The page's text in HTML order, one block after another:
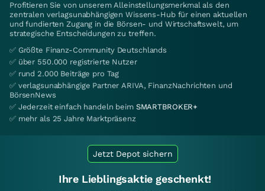
Profitieren Sie von unserem Alleinstellungsmerkmal als den
zentralen verlagsunabhängigen Wissens-Hub für einen aktuellen
und fundierten Zugang in die Börsen- und Wirtschaftswelt, um
strategische Entscheidungen zu treffen.
✅ Größte Finanz-Community Deutschlands
✅ über 550.000 registrierte Nutzer
✅ rund 2.000 Beiträge pro Tag
✅ verlagsunabhängige Partner ARIVA, FinanzNachrichten und
BörsenNews
✅ Jederzeit einfach handeln beim SMARTBROKER+
✅ mehr als 25 Jahre Marktpräsenz
Jetzt Depot sichern
Ihre Lieblingsaktie geschenkt!